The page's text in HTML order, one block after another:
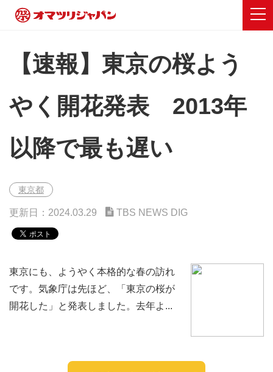
【速報】東京の桜よう
やく開花発表 2013年
以降で最も遅い
東京都
更新日：2024.03.29 TBS NEWS DIG
東京にも、ようやく本格的な春の訪れ
です。気象庁は先ほど、「東京の桜が
開花した」と発表しました。去年よ...